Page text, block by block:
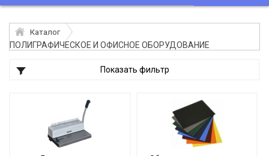
Каталог
ПОЛИГРАФИЧЕСКОЕ И ОФИСНОЕ ОБОРУДОВАНИЕ
Показать фильтр